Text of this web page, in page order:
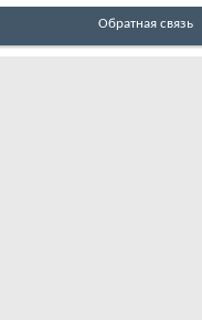
Обратная связь